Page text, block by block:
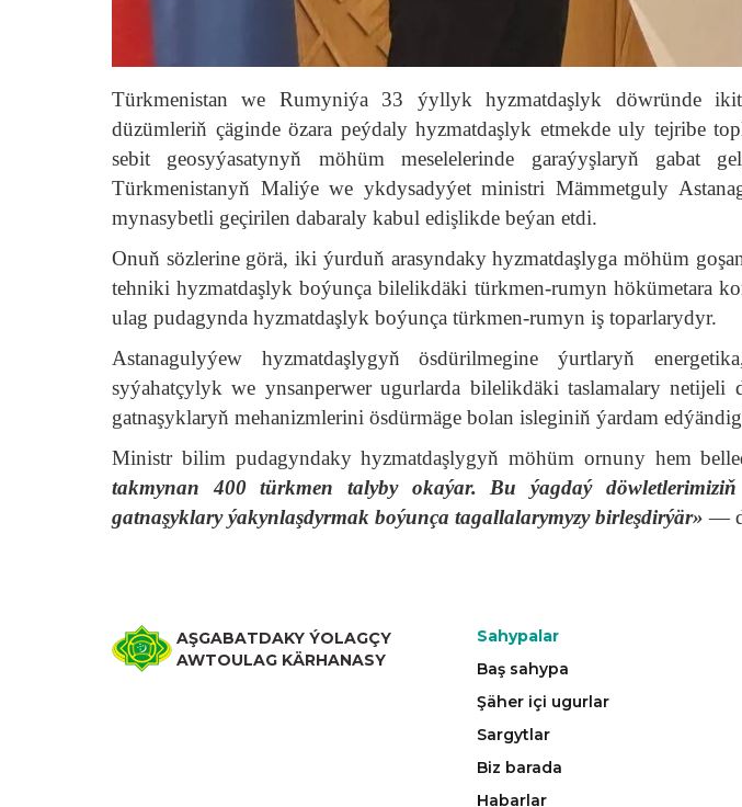
Türkmenistan we Rumyniýa 33 ýyllyk hyzmatdaşlyk döwründe
düzümleriň çäginde özara peýdaly hyzmatdaşlyk etmekde uly tejribe
sebit geosyýasatynyň möhüm meselelerinde garaýyşlaryň gabat
Türkmenistanyň Maliýe we ykdysadyýet ministri Mämmetguly
mynasybetli geçirilen dabaraly kabul edişlikde beýan etdi.
Onuň sözlerine görä, iki ýurduň arasyndaky hyzmatdaşlyga möhüm
tehniki hyzmatdaşlyk boýunça bilelikdäki türkmen-rumyn hökümetara
ulag pudagynda hyzmatdaşlyk boýunça türkmen-rumyn iş toparlarydyr.
Astanagulyýew hyzmatdaşlygyň ösdürilmegine ýurtlaryň
syýahatçylyk we ynsanperwer ugurlarda bilelikdäki taslamalary netijeli
gatnaşyklaryň mehanizmlerini ösdürmäge bolan isleginiň ýardam
Ministr bilim pudagyndaky hyzmatdaşlygyň möhüm ornuny hem
takmynan 400 türkmen talyby okaýar. Bu ýagdaý
gatnaşyklary ýakynlaşdyrmak boýunça tagallalarymyzy birleşdirýär» —
AŞGABATDAKY ÝOLAGÇY
AWTOULAG KÄRHANASY
Sahypalar
Baş sahypa
Şäher içi ugurlar
Sargytlar
Biz barada
Habarlar